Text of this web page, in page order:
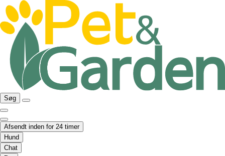
Søg
Afsendt inden for 24 timer
Hund
Chat